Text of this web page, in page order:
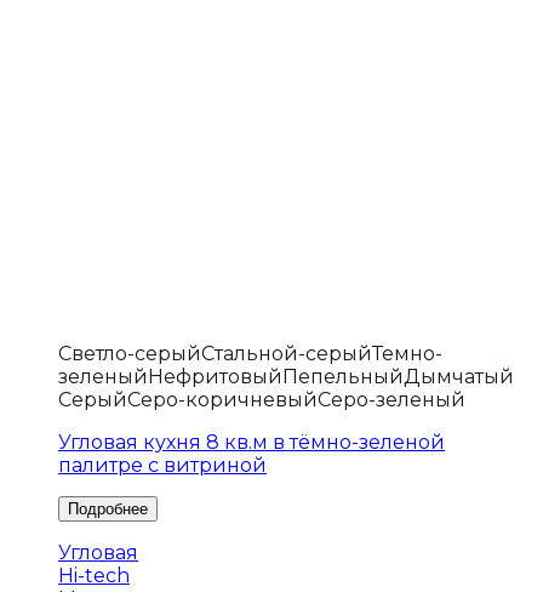
Светло-серыйСтальной-серыйТемно-
зеленыйНефритовыйПепельныйДымчатый
СерыйСеро-коричневыйСеро-зеленый
Угловая кухня 8 кв.м в тёмно-зеленой
палитре с витриной
Угловая
Hi-tech